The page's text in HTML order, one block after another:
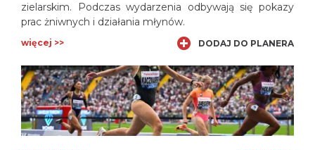
zielarskim. Podczas wydarzenia odbywają się pokazy
prac żniwnych i działania młynów.
więcej >> DODAJ DO PLANERA